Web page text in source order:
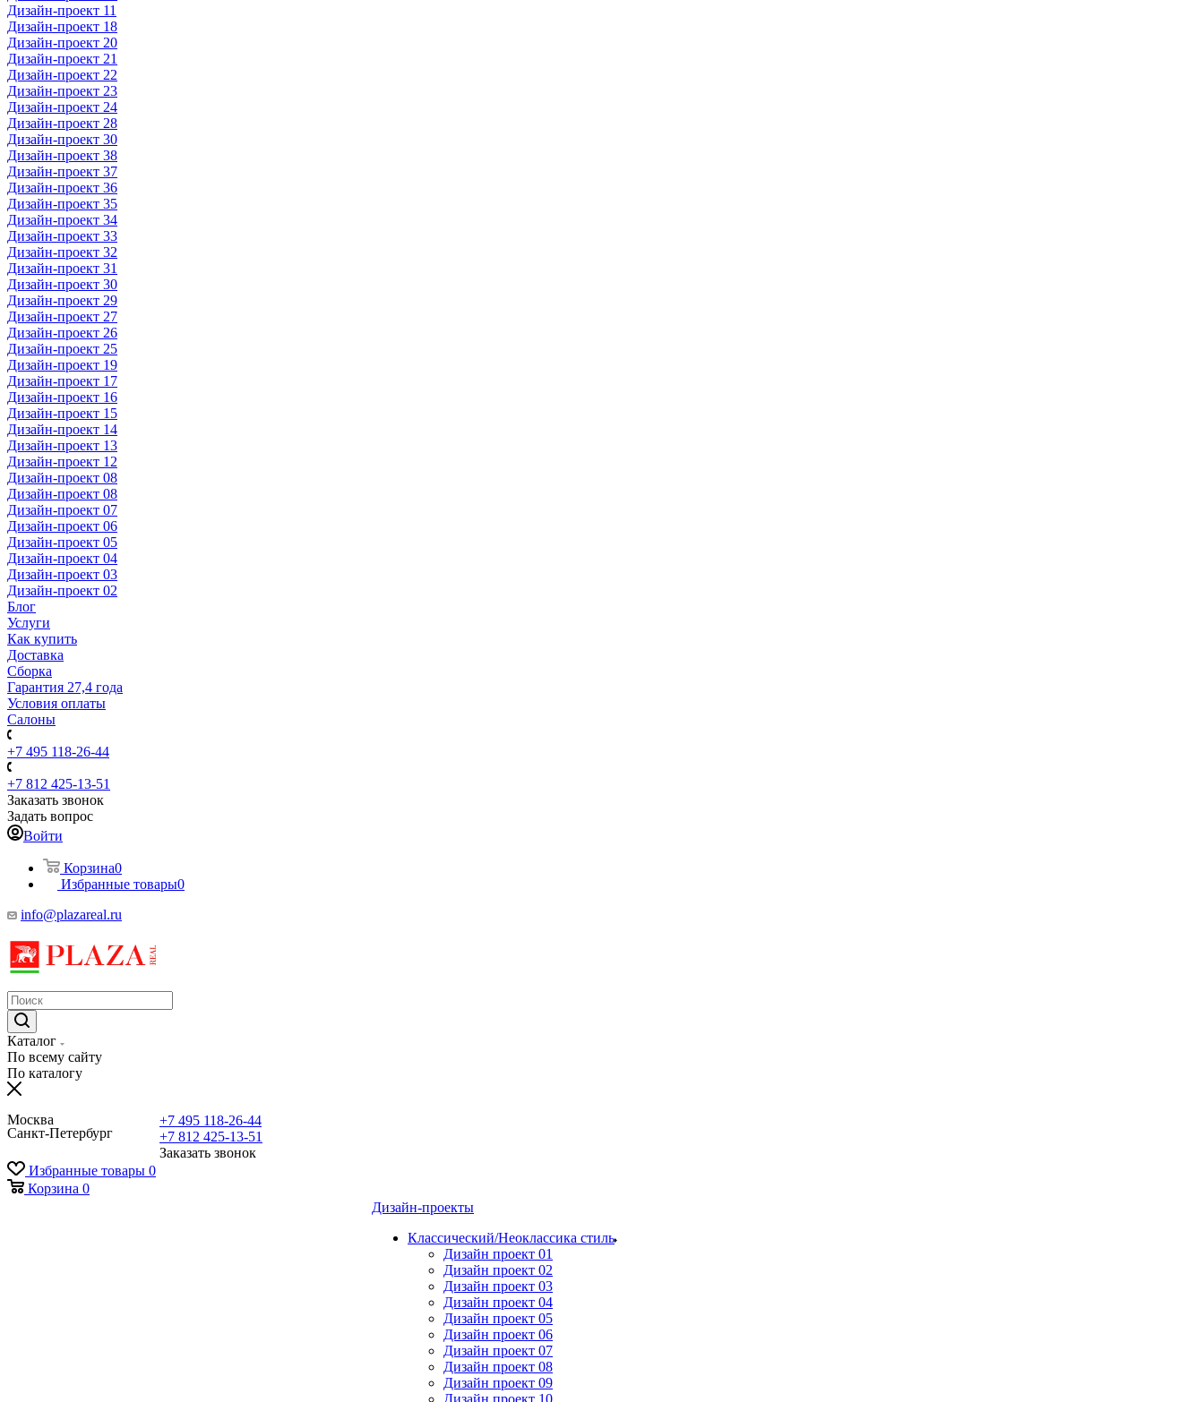
Дизайн-проект 11
Дизайн-проект 18
Дизайн-проект 20
Дизайн-проект 21
Дизайн-проект 22
Дизайн-проект 23
Дизайн-проект 24
Дизайн-проект 28
Дизайн-проект 30
Дизайн-проект 38
Дизайн-проект 37
Дизайн-проект 36
Дизайн-проект 35
Дизайн-проект 34
Дизайн-проект 33
Дизайн-проект 32
Дизайн-проект 31
Дизайн-проект 30
Дизайн-проект 29
Дизайн-проект 27
Дизайн-проект 26
Дизайн-проект 25
Дизайн-проект 19
Дизайн-проект 17
Дизайн-проект 16
Дизайн-проект 15
Дизайн-проект 14
Дизайн-проект 13
Дизайн-проект 12
Дизайн-проект 08
Дизайн-проект 08
Дизайн-проект 07
Дизайн-проект 06
Дизайн-проект 05
Дизайн-проект 04
Дизайн-проект 03
Дизайн-проект 02
Блог
Услуги
Как купить
Доставка
Сборка
Гарантия 27,4 года
Условия оплаты
Салоны
+7 495 118-26-44
+7 812 425-13-51
Заказать звонок
Задать вопрос
Войти
Корзина0
Избранные товары0
info@plazareal.ru
Каталог
По всему сайту
По каталогу
Москва
Санкт-Петербург
+7 495 118-26-44
+7 812 425-13-51
Заказать звонок
Избранные товары 0
Корзина 0
Дизайн-проекты
Классический/Неоклассика стиль
Дизайн проект 01
Дизайн проект 02
Дизайн проект 03
Дизайн проект 04
Дизайн проект 05
Дизайн проект 06
Дизайн проект 07
Дизайн проект 08
Дизайн проект 09
Дизайн проект 10